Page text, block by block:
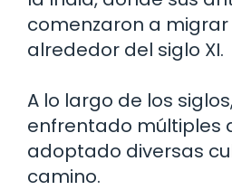
comenzaron a migrar
alrededor del siglo XI.
A lo largo de los
enfrentado múltiples
adoptado diversas
camino.